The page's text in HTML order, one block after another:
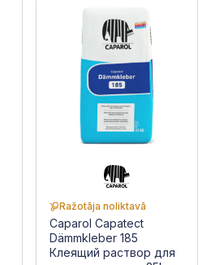
Ražotāja noliktavā
Caparol Capatect
Dämmkleber 185
Клеящий раствор для